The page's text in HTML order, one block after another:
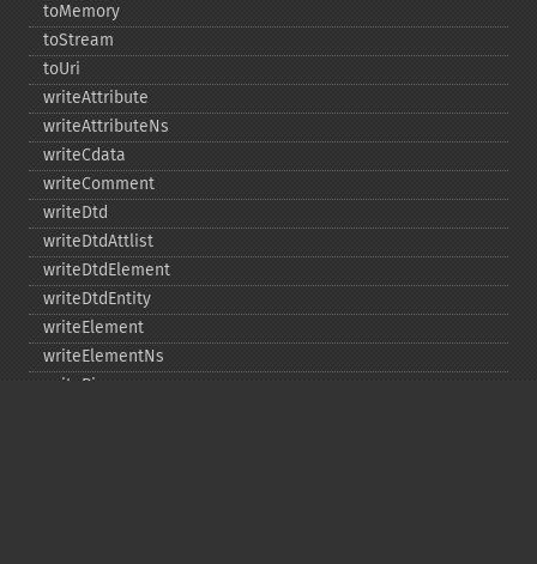
toMemory
toStream
toUri
writeAttribute
writeAttributeNs
writeCdata
writeComment
writeDtd
writeDtdAttlist
writeDtdElement
writeDtdEntity
writeElement
writeElementNs
writePi